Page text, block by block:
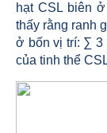
hạt CSL biên
thấy rằng ranh
ở bốn vị trí: ∑ 3
của tinh thể